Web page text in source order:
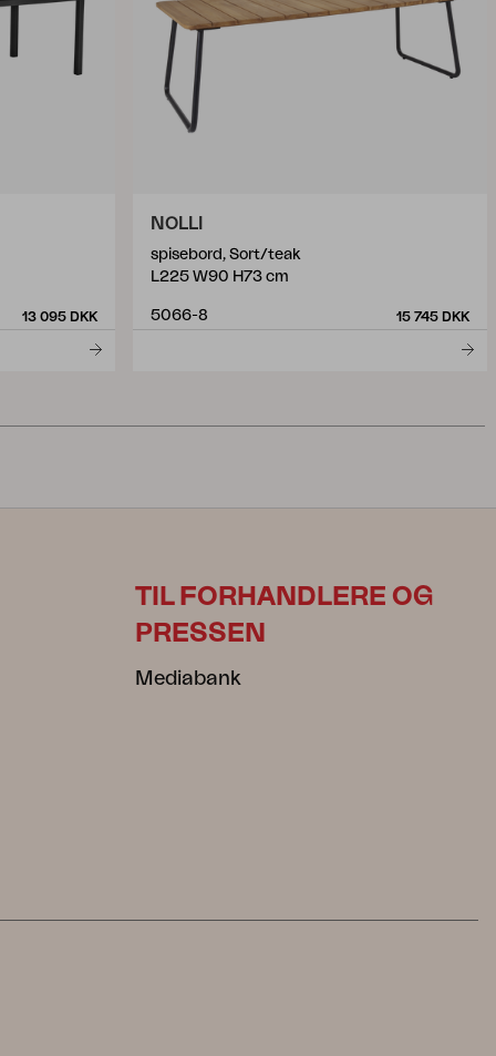
13 095 DKK
NOLLI
spisebord, Sort/teak
L225 W90 H73 cm
5066-8 15 745 DKK
TIL FORHANDLERE OG
PRESSEN
Mediabank